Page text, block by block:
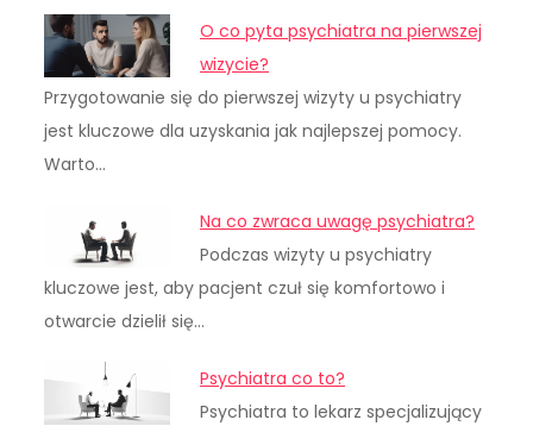
O co pyta psychiatra na pierwszej
wizycie?
Przygotowanie się do pierwszej wizyty u psychiatry
jest kluczowe dla uzyskania jak najlepszej pomocy.
Warto…
Na co zwraca uwagę psychiatra?
Podczas wizyty u psychiatry
kluczowe jest, aby pacjent czuł się komfortowo i
otwarcie dzielił się…
Psychiatra co to?
Psychiatra to lekarz specjalizujący